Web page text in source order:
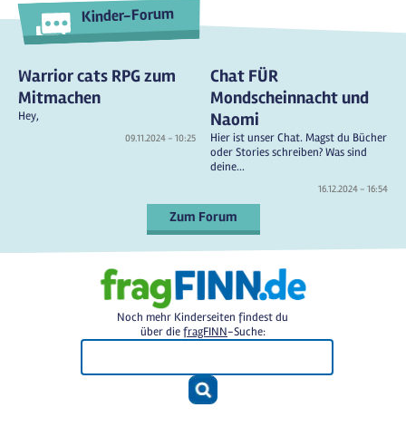
Kinder-Forum
Warrior cats RPG zum
Mitmachen
Hey,
09.11.2024 - 10:25
Chat FÜR
Mondscheinnacht und
Naomi
Hier ist unser Chat. Magst du Bücher
oder Stories schreiben? Was sind
deine...
16.12.2024 - 16:54
Zum Forum
Noch mehr Kinderseiten findest du
über diefragFINN-Suche: